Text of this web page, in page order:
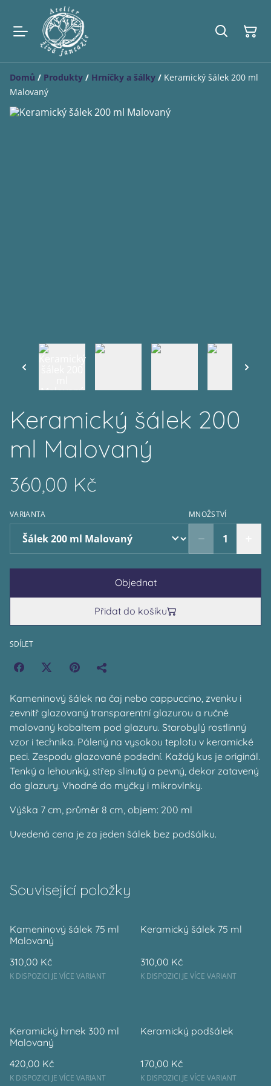
Domů / Produkty / Hrníčky a šálky / Keramický šálek 200 ml
Malovaný
Keramický šálek 200
ml Malovaný
360,00 Kč
VARIANTA MNOŽSTVÍ
Objednat
Přidat do košíku
SDÍLET
Kameninový šálek na čaj nebo cappuccino, zvenku i
zevnitř glazovaný transparentní glazurou a ručně
malovaný kobaltem pod glazuru. Starobylý rostlinný
vzor i technika. Pálený na vysokou teplotu v keramické
peci. Zespodu glazované podední. Každý kus je originál.
Tenký a lehounký, střep slinutý a pevný, dekor zatavený
do glazury. Vhodné do myčky i mikrovlnky.
Výška 7 cm, průměr 8 cm, objem: 200 ml
Uvedená cena je za jeden šálek bez podšálku.
Související položky
Kameninový šálek 75 ml
Malovaný
310,00 Kč
K DISPOZICI JE VÍCE VARIANT
Keramický šálek 75 ml
310,00 Kč
K DISPOZICI JE VÍCE VARIANT
Keramický hrnek 300 ml
Malovaný
420,00 Kč
K DISPOZICI JE VÍCE VARIANT
Keramický podšálek
170,00 Kč
K DISPOZICI JE VÍCE VARIANT